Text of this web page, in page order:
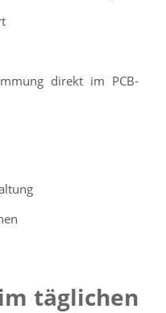
direkt im PCB-
täglichen